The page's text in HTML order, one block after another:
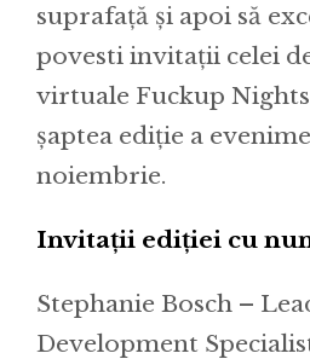
suprafață și apoi să
povesti invitații celei
virtuale Fuckup Nights
șaptea ediție a
noiembrie.
Invitații ediției cu
Stephanie Bosch –
Development